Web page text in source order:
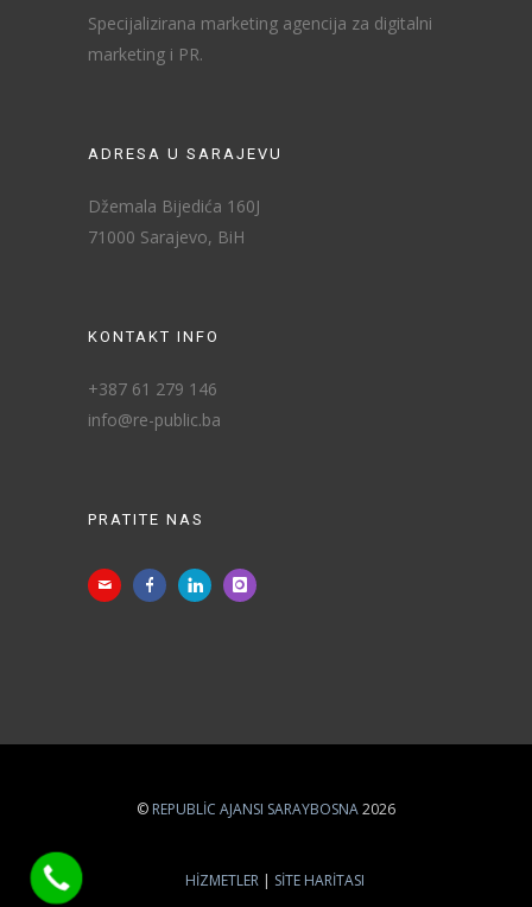
Specijalizirana marketing agencija za digitalni
marketing i PR.
ADRESA U SARAJEVU
Džemala Bijedića 160J
71000 Sarajevo, BiH
KONTAKT INFO
+387 61 279 146
info@re-public.ba
PRATITE NAS
© REPUBLIC AJANSI SARAYBOSNA2026
HIZMETLER SITE HARITASI